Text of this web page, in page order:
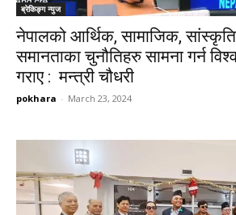
ब्रेकिङ्ग न्युज
नेपालको आर्थिक, सामाजिक,
समानताका चुनौतिहरु सामना गर्न
गराए : मन्त्री चौधरी
pokhara - March 23, 2024